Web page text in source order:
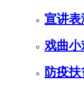
宣讲表
戏曲小
防疫扶